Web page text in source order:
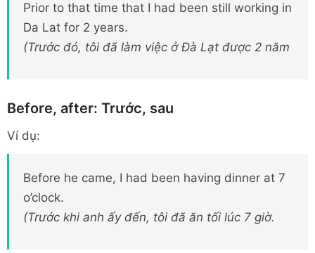
Prior to that time that I had been still working in
Da Lat for 2 years.
(Trước đó, tôi đã làm việc ở Đà Lạt được 2 năm
Before, after: Trước, sau
Ví dụ:
Before he came, I had been having dinner at 7
o’clock.
(Trước khi anh ấy đến, tôi đã ăn tối lúc 7 giờ.